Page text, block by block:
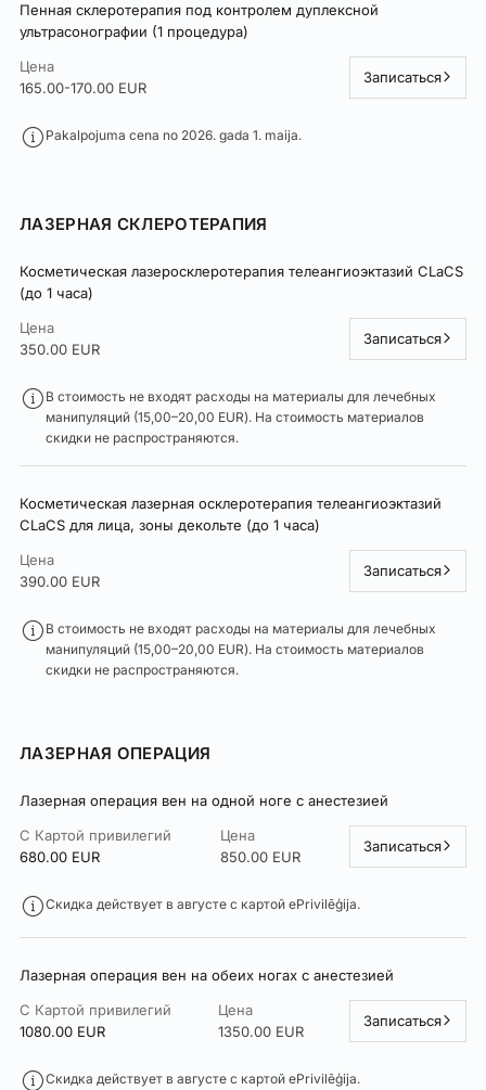
Пенная склеротерапия под контролем дуплексной
ультрасонографии (1 процедура)
Цена
165.00-170.00 EUR
Записаться
Pakalpojuma cena no 2026. gada 1. maija.
ЛАЗЕРНАЯ СКЛЕРОТЕРАПИЯ
Косметическая лазеросклеротерапия телеангиоэктазий CLaCS
(до 1 часа)
Цена
350.00 EUR
Записаться
В стоимость не входят расходы на материалы для лечебных
манипуляций (15,00–20,00 EUR). На стоимость материалов
скидки не распространяются.
Косметическая лазерная осклеротерапия телеангиоэктазий
CLaCS для лица, зоны декольте (до 1 часа)
Цена
390.00 EUR
Записаться
В стоимость не входят расходы на материалы для лечебных
манипуляций (15,00–20,00 EUR). На стоимость материалов
скидки не распространяются.
ЛАЗЕРНАЯ ОПЕРАЦИЯ
Лазерная операция вен на одной ноге с анестезией
С Картой привилегий
680.00 EUR
Цена
850.00 EUR
Записаться
Скидка действует в августe с картой ePrivilēģija.
Лазерная операция вен на обеих ногах с анестезией
С Картой привилегий
1080.00 EUR
Цена
1350.00 EUR
Записаться
Скидка действует в августе с картой ePrivilēģija.